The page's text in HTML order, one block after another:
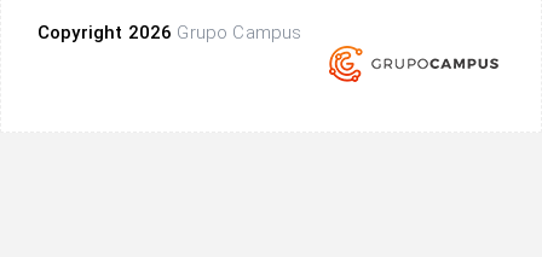
Copyright 2026 Grupo Campus